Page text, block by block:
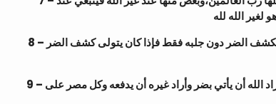
8 – هل الذي يرفع ويكشف الضر عن الناس هو يستطيع جلب الضر إلى الناس أو هو يكشف الضر دون جلبه فقط فإذا كان يتولى كشف الضر
9 – فالحاصل: لو فرضنا إن كان الله هو الذي يأتي بالضرر وغيره يكشف الضر, فإذا أراد الله أن يأتي بضر وأراد غيره أن يدفعه وكل مصر على